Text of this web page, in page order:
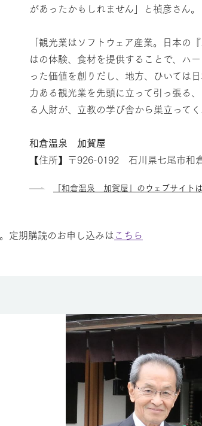
があったかもしれません」と禎彦さん。
「観光業はソフトウェア産業。日本の
はの体験、食材を提供することで、ハ
った価値を創りだし、地方、ひいては
力ある観光業を先頭に立って引っ張る
る人財が、立教の学び舎から巣立って
和倉温泉 加賀屋
【住所】〒926-0192 石川県七尾市和
「和倉温泉 加賀屋」のウェブサイト
定期購読のお申し込みはこちら